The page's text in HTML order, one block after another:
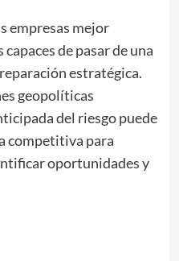
empresas mejor
de pasar de una
estratégica.
geopolíticas
del riesgo puede
competitiva para
oportunidades y